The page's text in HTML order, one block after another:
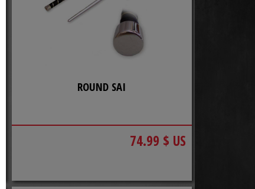
ROUND SAI
74.99 $ US